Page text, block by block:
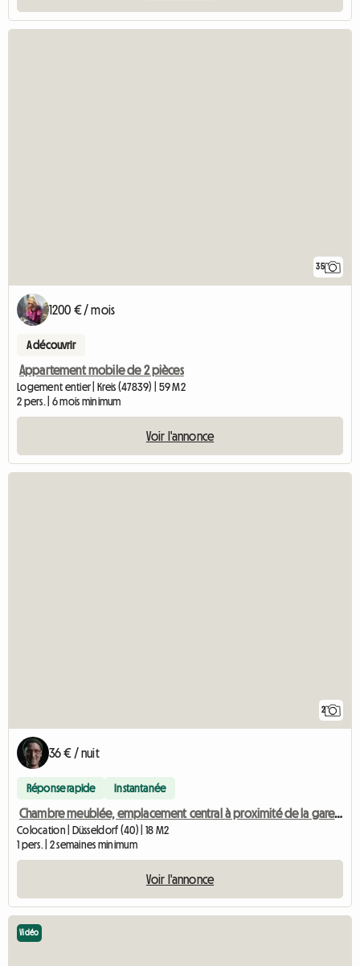
35
1200 € / mois
A découvrir
Appartement mobile de 2 pièces
Logement entier | Kreis (47839) | 59 M2
2 pers. | 6 mois minimum
Voir l'annonce
2
36 € / nuit
Réponse rapide Instantanée
Chambre meublée, emplacement central à proximité de la gare principale
Colocation | Düsseldorf (40) | 18 M2
1 pers. | 2 semaines minimum
Voir l'annonce
Vidéo